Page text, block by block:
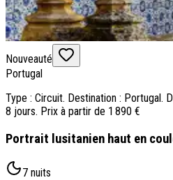
Nouveauté
Portugal
Type : Circuit. Destination : Portugal.
8 jours. Prix à partir de 1 890 €
Portrait lusitanien haut en
7 nuits